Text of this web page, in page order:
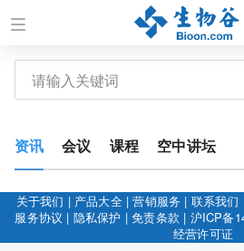
资讯 会议 课程 空中讲坛
关于我们 | 产品大全|营销服务 | 联系我们
服务协议 | 隐私保护 |免责条款 | 沪ICP备
经营许可证